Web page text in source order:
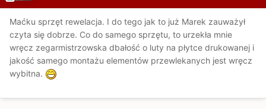
Maćku sprzęt rewelacja. I do tego jak to już Marek zauważył
czyta się dobrze. Co do samego sprzętu, to urzekła mnie
wręcz zegarmistrzowska dbałość o luty na płytce drukowanej i
jakość samego montażu elementów przewlekanych jest wręcz
wybitna.